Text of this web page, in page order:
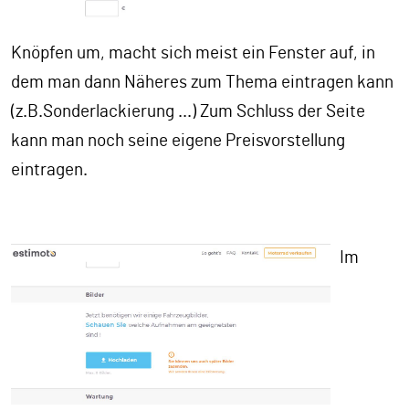
Knöpfen um, macht sich meist ein Fenster auf, in
dem man dann Näheres zum Thema eintragen kann
(z.B.Sonderlackierung ...) Zum Schluss der Seite
kann man noch seine eigene Preisvorstellung
eintragen.
Im